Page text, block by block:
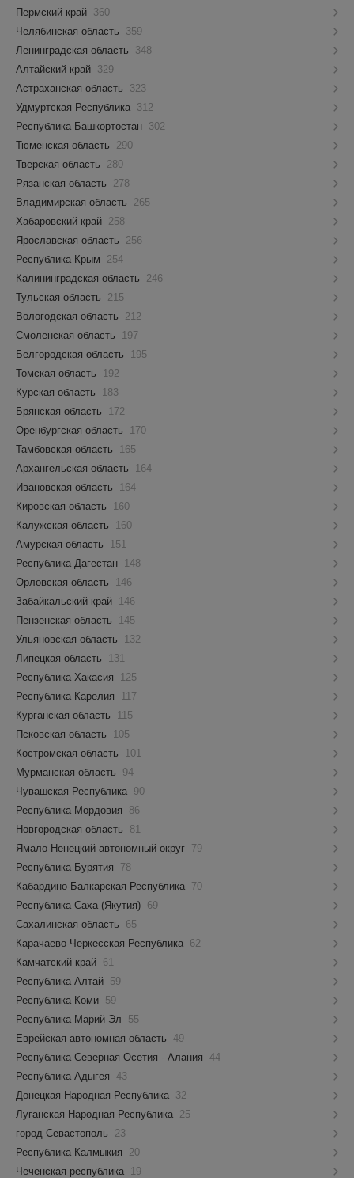
Пермский край 360
Челябинская область
359
Ленинградская область
348
Алтайский край 329
Астраханская область
323
Удмуртская Республика 312
Республика Башкортостан 302
Тюменская область
290
Тверская область
280
Рязанская область
278
Владимирская область
265
Хабаровский край 258
Ярославская область
256
Республика Крым
254
Калининградская область
246
Тульская область
215
Вологодская область
212
Смоленская область
197
Белгородская область
195
Томская область
192
Курская область
183
Брянская область
172
Оренбургская область
170
Тамбовская область
165
Архангельская область
164
Ивановская область
164
Кировская область
160
Калужская область
160
Амурская область
151
Республика Дагестан 148
Орловская область
146
Забайкальский край 146
Пензенская область
145
Ульяновская область
132
Липецкая область
131
Республика Хакасия
125
Республика Карелия
117
Курганская область
115
Псковская область
105
Костромская область
101
Мурманская область
94
Чувашская Республика 90
Республика Мордовия
86
Новгородская область
81
Ямало-Ненецкий автономный округ 79
Республика Бурятия
78
Кабардино-Балкарская Республика 70
Республика Саха (Якутия) 69
Сахалинская область
65
Карачаево-Черкесская Республика 62
Камчатский край 61
Республика Алтай 59
Республика Коми 59
Республика Марий Эл
55
Еврейская автономная область 49
Республика Северная Осетия - Алания 44
Республика Адыгея 43
Донецкая Народная Республика 32
Луганская Народная Республика 25
город Севастополь
23
Республика Калмыкия
20
Чеченская республика 19